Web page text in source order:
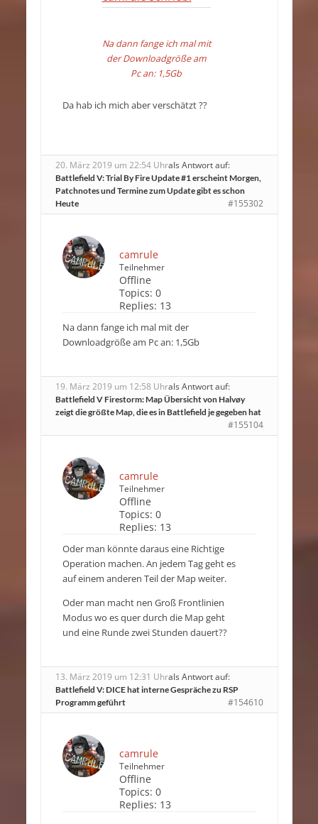
Na dann fange ich mal mit
der Downloadgröße am
Pc an: 1,5Gb
Da hab ich mich aber verschätzt ??
20. März 2019 um 22:54 Uhrals Antwort auf:
Battlefield V: Trial By Fire Update #1 erscheint Morgen,
Patchnotes und Termine zum Update gibt es schon
Heute
#155302
camrule
Teilnehmer
Offline
Topics: 0
Replies: 13
Na dann fange ich mal mit der
Downloadgröße am Pc an: 1,5Gb
19. März 2019 um 12:58 Uhrals Antwort auf:
Battlefield V Firestorm: Map Übersicht von Halvøy
zeigt die größte Map, die es in Battlefield je gegeben hat
#155104
camrule
Teilnehmer
Offline
Topics: 0
Replies: 13
Oder man könnte daraus eine Richtige
Operation machen. An jedem Tag geht es
auf einem anderen Teil der Map weiter.
Oder man macht nen Groß Frontlinien
Modus wo es quer durch die Map geht
und eine Runde zwei Stunden dauert??
13. März 2019 um 12:31 Uhrals Antwort auf:
Battlefield V: DICE hat interne Gespräche zu RSP
Programm geführt
#154610
camrule
Teilnehmer
Offline
Topics: 0
Replies: 13